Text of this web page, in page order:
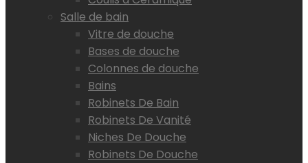
Salle de bain
Vitre de douche
Bases de douche
Colonnes de douche
Bains
Robinets De Bain
Robinets De Vanité
Niches De Douche
Robinets De Douche